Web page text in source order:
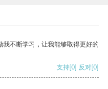
不断学习，让我能够取得更好的
支持[0] 反对[0]